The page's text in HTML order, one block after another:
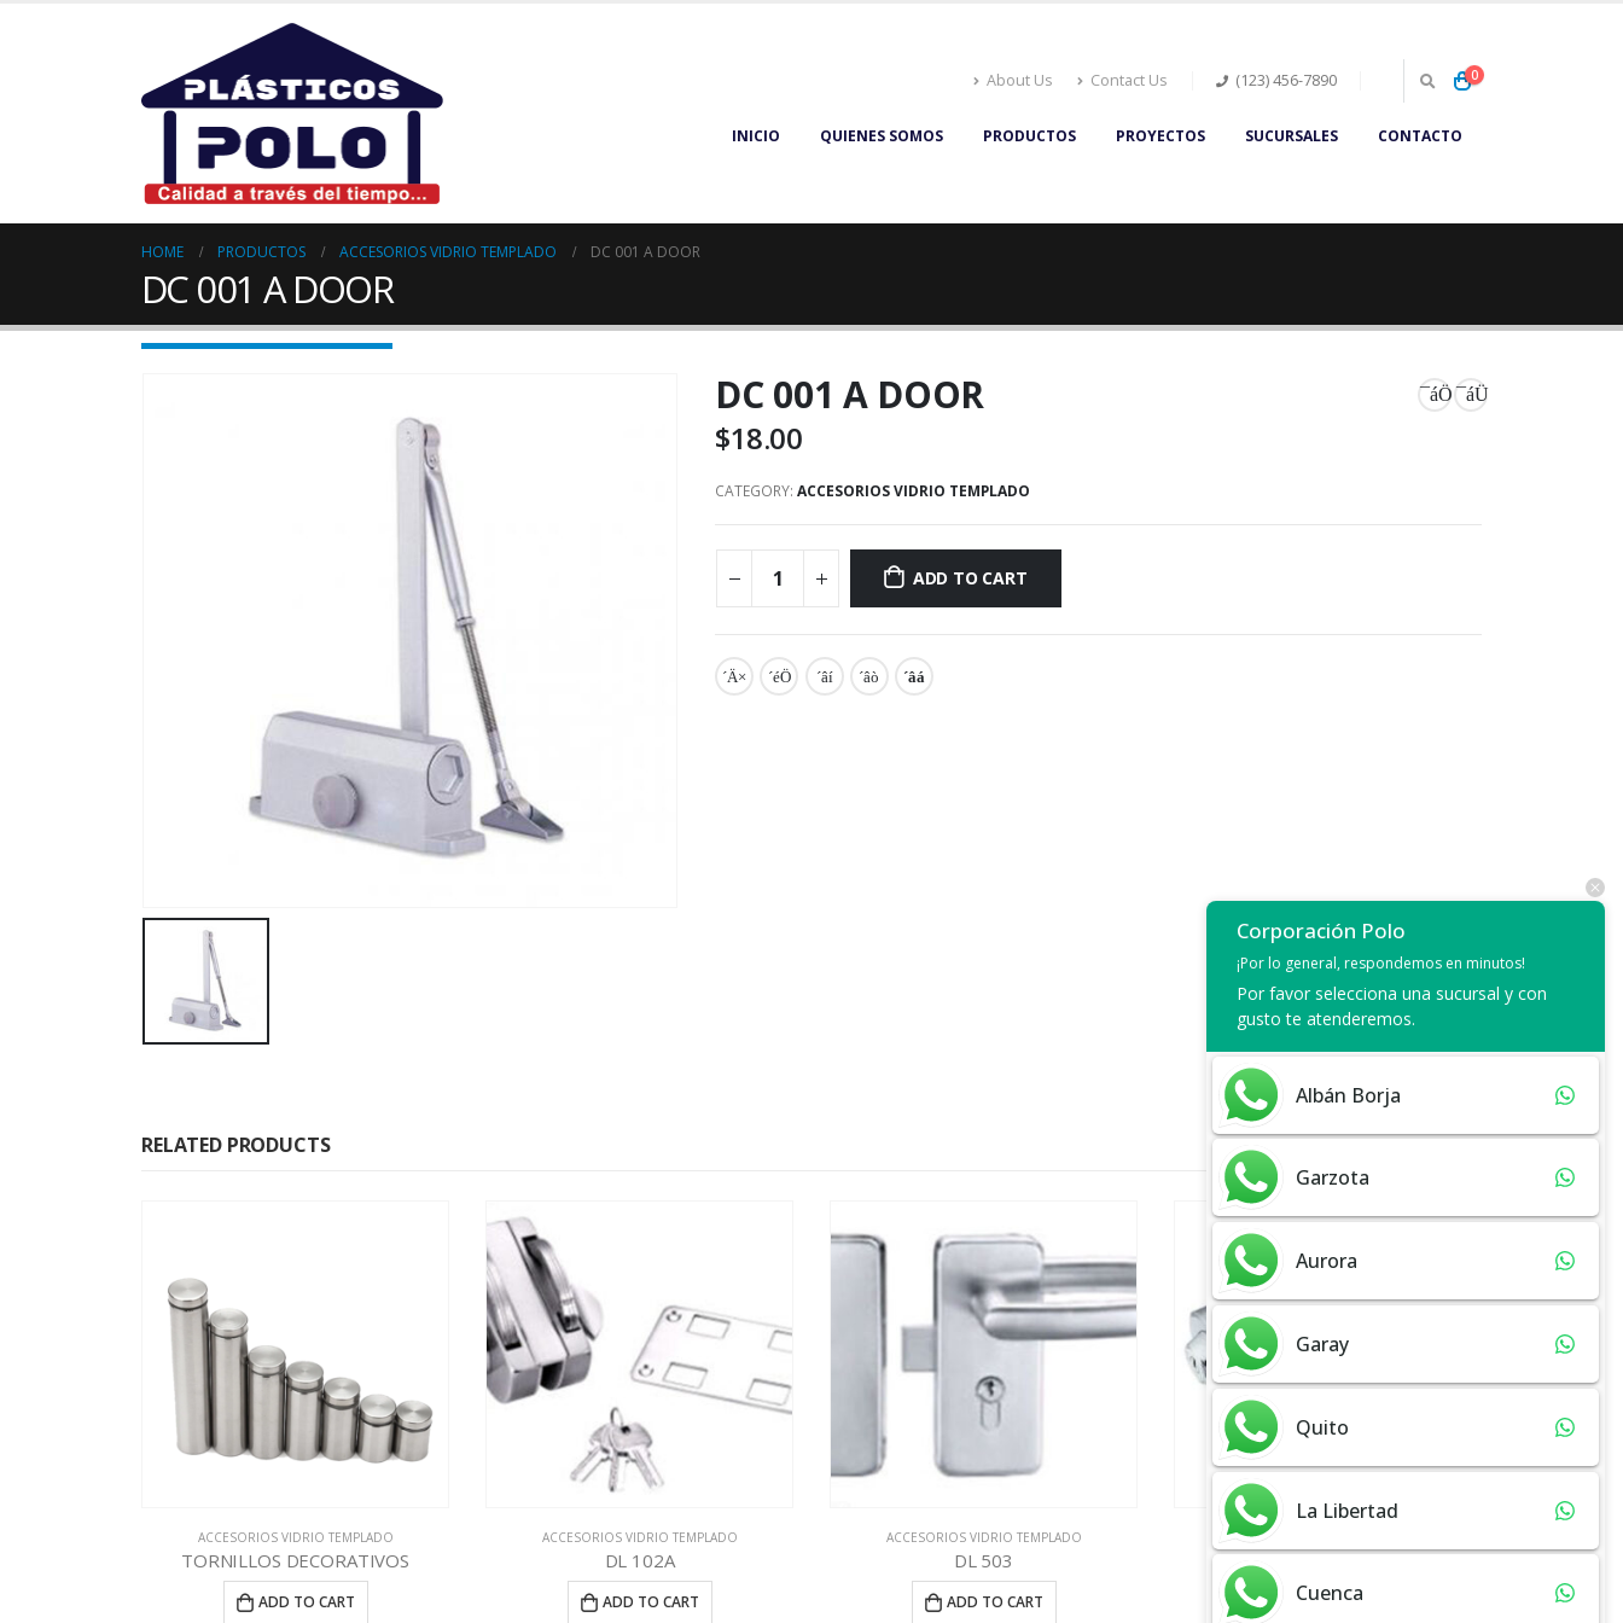
About Us Contact Us (123) 456-7890 0
INICIO QUIENES SOMOS PRODUCTOS PROYECTOS SUCURSALES CONTACTO
HOME PRODUCTOS ACCESORIOS VIDRIO TEMPLADO DC 001 A DOOR
DC 001 A DOOR
DC 001 A DOOR
$18.00
CATEGORY: ACCESORIOS VIDRIO TEMPLADO
ADD TO CART
RELATED PRODUCTS
ACCESORIOS VIDRIO TEMPLADO
TORNILLOS DECORATIVOS
ADD TO CART
ACCESORIOS VIDRIO TEMPLADO
DL 102A
ADD TO CART
ACCESORIOS VIDRIO TEMPLADO
DL 503
ADD TO CART
ACCESORIOS VIDRIO TEMPLADO
DL 302
ADD TO CART
Corporación Polo
¡Por lo general, respondemos en minutos!
Por favor selecciona una sucursal y con
gusto te atenderemos.
Albán Borja
Garzota
Aurora
Garay
Quito
La Libertad
Cuenca